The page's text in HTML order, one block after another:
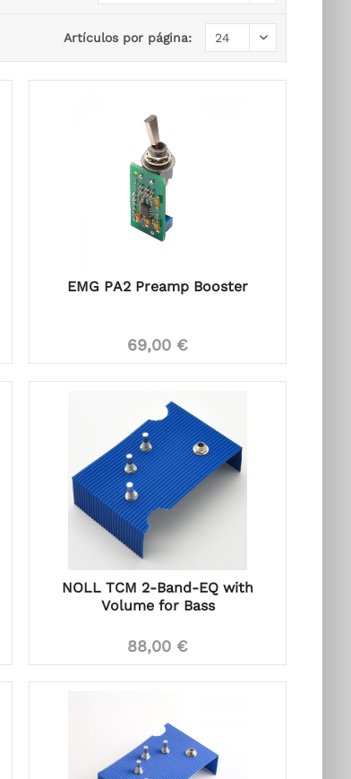
Artículos por página:
EMG PA2 Preamp Booster
69,00 €
NOLL TCM 2-Band-EQ with
Volume for Bass
88,00 €